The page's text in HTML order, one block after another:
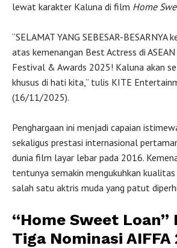
lewat karakter Kaluna di film Home
“SELAMAT YANG SEBESAR-BESARNYA
atas kemenangan Best Actress di
Festival & Awards 2025! Kaluna akan
khusus di hati kita,” tulis KITE
(16/11/2025).
Penghargaan ini menjadi capaian
sekaligus prestasi internasional
dunia film layar lebar pada 2016.
tentunya semakin mengukuhkan
salah satu aktris muda yang patut
“Home Sweet Loan”
Tiga Nominasi AIFFA